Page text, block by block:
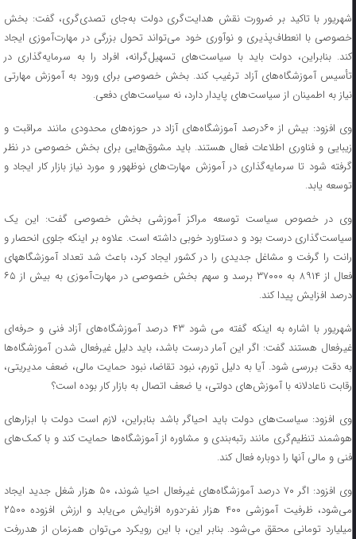
شهریور با تاکید بر ضرورت نقش هدایت‌گری دولت به‌جای تصدی‌گری، گفت: بخش
خصوصی با انعطاف‌پذیری و نوآوری خود می‌تواند تحول بزرگی در مهارت‌آموزی ایجاد
کند. بنابراین، دولت باید با سیاست‌های تسهیل‌گرانه، افراد را به سرمایه‌گذاری در
تأسیس آموزشگاه‌های آزاد ترغیب کند. بخش خصوصی برای ورود به آموزش مهارتی
نیاز به اطمینان از سیاست‌های پایدار دارد، نه سیاست‌های دفعی.
وی افزود: بیش از ۶۰درصد آموزشگاه‌های آزاد در حوزه‌های محدودی مانند مراقبت و
زیبایی و فناوری اطلاعات فعال هستند. باید مشوق‌هایی برای بخش خصوصی در نظر
گرفته شود تا سرمایه‌گذاری در آموزش مهارت‌های نوظهور و مورد نیاز بازار کار ایجاد و
توسعه یابد.
وی در خصوص سیاست توسعه مراکز آموزشی بخش خصوصی گفت: این یک
سیاست‌گذاری درست بود و دستاورد خوبی داشته است. علاوه بر اینکه جلوی انحصار و
رانت را گرفت و مشاغل جدیدی را در کشور ایجاد کرد، باعث شد تعداد آموزشگاههای
فعال از ۸۹۱۴ به ۳۷۰۰۰ برسد و سهم بخش خصوصی در مهارت‌آموزی به بیش از ۶۵
درصد افزایش پیدا کند.
شهریور با اشاره به اینکه گفته می شود ۴۳ درصد آموزشگاه‌های آزاد فنی و حرفه‌ای
غیرفعال هستند گفت: اگر این آمار درست باشد، باید دلیل غیرفعال شدن آموزشگاه‌ها
به دقت بررسی شود. آیا به دلیل تورم، نبود تقاضا، نبود حمایت مالی، ضعف مدیریتی،
رقابت ناعادلانه با آموزش‌های دولتی، یا ضعف اتصال به بازار کار بوده است؟
وی افزود: سیاست‌های دولت باید احیاگر باشد بنابراین، لازم است دولت با ابزارهای
هوشمند تنظیم‌گری مانند رتبه‌بندی و مشاوره از آموزشگاه‌ها حمایت کند و با کمک‌های
فنی و مالی آنها را دوباره فعال کند.
وی افزود: اگر ۷۰ درصد آموزشگاه‌های غیرفعال احیا شوند، ۵۰ هزار شغل جدید ایجاد
می‌شود، ظرفیت آموزشی ۴۰۰ هزار نفر-دوره افزایش می‌یابد و ارزش افزوده ۲۵۰۰
میلیارد تومانی محقق می‌شود. بنابر این، با این رویکرد می‌توان همزمان از هدررفت